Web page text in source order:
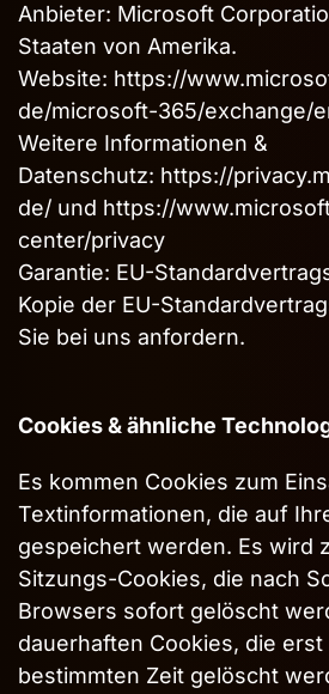
Anbieter: Microsoft
Staaten von Amerika.
Website: https://
de/microsoft-365/exchange/
Weitere Informationen &
Datenschutz: https://
de/ und https://
center/privacy
Garantie: EU-
Kopie der EU-
Sie bei uns anfordern.
Cookies & ähnliche
Es kommen Cookies zum
Textinformationen, die auf
gespeichert werden. Es wird
Sitzungs-Cookies, die nach
Browsers sofort gelöscht
dauerhaften Cookies, die
bestimmten Zeit gelöscht